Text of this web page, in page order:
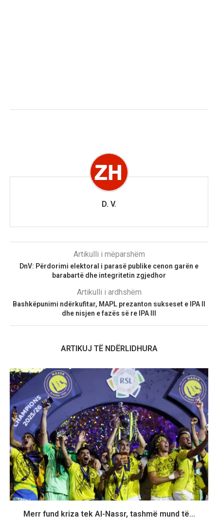
D. V.
Artikulli i mëparshëm
DnV: Përdorimi elektoral i parasë publike cenon garën e
barabartë dhe integritetin zgjedhor
Artikulli i ardhshëm
Bashkëpunimi ndërkufitar, MAPL prezanton sukseset e IPA II
dhe nisjen e fazës së re IPA III
ARTIKUJ TË NDËRLIDHURA
Merr fund kriza tek Al-Nassr, tashmë mund të...